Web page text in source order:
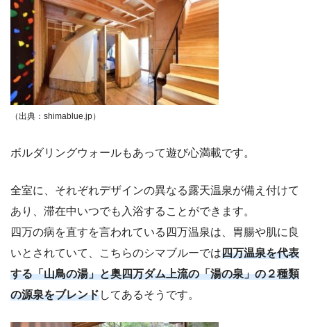
（出典：shimablue.jp）
ボルダリングウォールもあって遊び心満載です。
全室に、それぞれデザインの異なる露天温泉が備え付けて
あり、滞在中いつでも入浴することができます。
四万の病を直すを言われている四万温泉は、胃腸や肌に良
いとされていて、こちらのシマブルーでは四万温泉を代表
する「山鳥の湯」と奥四万ダム上流の「湯の泉」の２種類
の源泉をブレンドしてあるそうです。